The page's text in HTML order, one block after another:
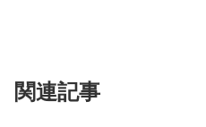
関連記事